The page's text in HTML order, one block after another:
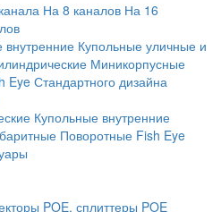
На 8 каналов На 16
внутренние Купольные уличные и
Миникорпусные
Eye Стандартного дизайна
Купольные внутренние
Поворотные Fish Eye
POE, сплиттеры POE